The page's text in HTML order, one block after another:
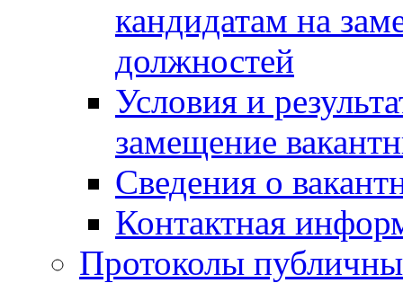
кандидатам на
должностей
Условия и
замещение
Сведения о
Контактная
Протоколы